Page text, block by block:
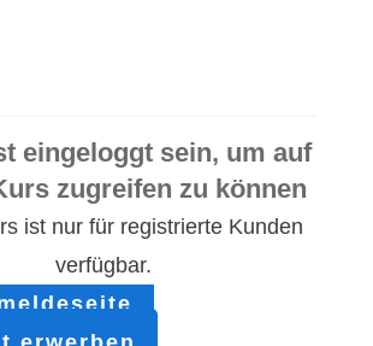
eingeloggt sein, um auf
zugreifen zu können
ist nur für registrierte Kunden
verfügbar.